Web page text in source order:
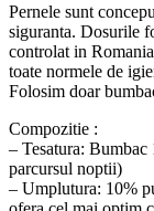
Pernele sunt
siguranta. Dosurile
controlat in
toate normele de
Folosim doar
Compozitie :
– Tesatura:
parcursul noptii)
– Umplutura: 10%